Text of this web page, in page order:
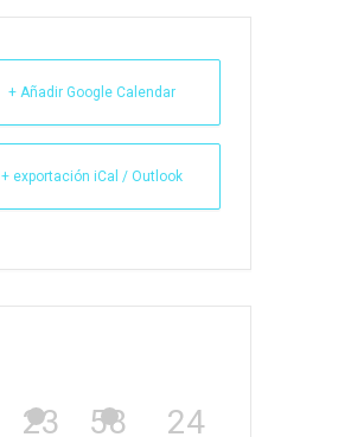
+ Añadir Google Calendar
+ exportación iCal / Outlook
23 58 24